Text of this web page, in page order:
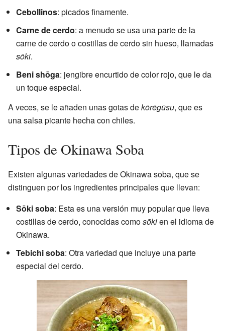
Cebollinos: picados finamente.
Carne de cerdo: a menudo se usa una parte de la
carne de cerdo o costillas de cerdo sin hueso, llamadas
sōki.
Beni shōga: jengibre encurtido de color rojo, que le da
un toque especial.
A veces, se le añaden unas gotas dekōrēgūsu, que es
una salsa picante hecha con chiles.
Tipos de Okinawa Soba
Existen algunas variedades de Okinawa soba, que se
distinguen por los ingredientes principales que llevan:
Sōki soba: Esta es una versión muy popular que lleva
costillas de cerdo, conocidas comosōkien el idioma de
Okinawa.
Tebichi soba: Otra variedad que incluye una parte
especial del cerdo.